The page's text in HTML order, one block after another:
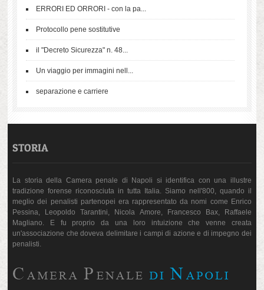
ERRORI ED ORRORI - con la pa...
Protocollo pene sostitutive
il "Decreto Sicurezza" n. 48...
Un viaggio per immagini nell...
separazione e carriere
STORIA
La storia della Camera penale di Napoli si identifica con una illustre
tradizione forense riconosciuta in tutta Italia. Siamo nell'800, quando il
meglio dei penalisti partenopei era rappresentato da nomi come Enrico
Pessina, Leopoldo Tarantini, Nicola Amore, Francesco Bax, Raffaele
Magliano. E fu proprio da una loro intuizione che venne creata
un'associazione che doveva delimitare i campi di azione e di impegno dei
penalisti.